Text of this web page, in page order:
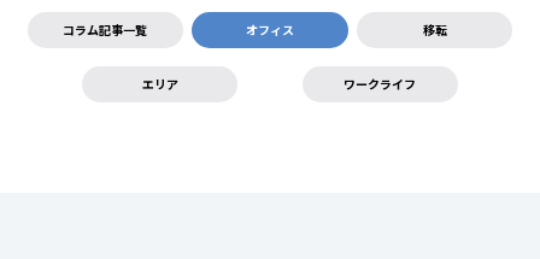
コラム記事一覧 オフィス 移転
エリア ワークライフ